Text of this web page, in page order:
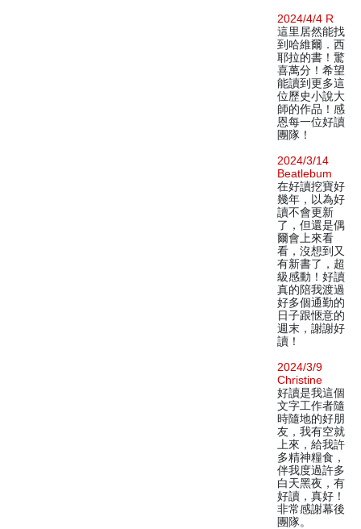
2024/4/4 R
這里居然能找
到哈維爾．西
耶拉的書！驚
喜萬分！希望
能讀到更多這
位歷史小說大
師的作品！感
恩每一位好讀
團隊！
2024/3/14
Beatlebum
在好讀挖寶好
幾年，以為好
讀不會更新
了，但還是偶
爾會上來看
看，沒想到又
有新書了，超
級感動！好讀
真的陪我渡過
好多個通勤的
日子跟愜意的
週末，謝謝好
讀！
2024/3/9
Christine
好讀是我這個
文字工作者隨
時隨地的好朋
友，我有空就
上來，給我許
多精神糧食，
伴我度過許多
白天黑夜，有
好讀，真好！
非常感謝幕後
團隊。